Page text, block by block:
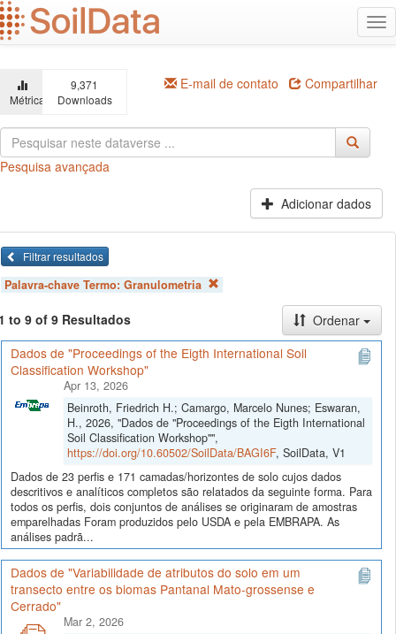
Ir
para
o
principal
Métricas
9,371
Downloads
E-mail de contato Compartilhar
Pesquisa avançada
Adicionar dados
Filtrar resultados
Palavra-chave Termo: Granulometria
to 9 of 9 Resultados
Ordenar
Dados de "Proceedings of the Eigth International Soil
Classification Workshop"
Apr 13, 2026
Beinroth, Friedrich H.; Camargo, Marcelo Nunes; Eswaran,
H., 2026, "Dados de "Proceedings of the Eigth International
Soil Classification Workshop"",
https://doi.org/10.60502/SoilData/BAGI6F, SoilData, V1
Dados de 23 perfis e 171 camadas/horizontes de solo cujos dados
descritivos e analíticos completos são relatados da seguinte forma. Para
todos os perfis, dois conjuntos de análises se originaram de amostras
emparelhadas Foram produzidos pelo USDA e pela EMBRAPA. As
análises padrã...
Dados de "Variabilidade de atributos do solo em um
transecto entre os biomas Pantanal Mato-grossense e
Cerrado"
Mar 2, 2026